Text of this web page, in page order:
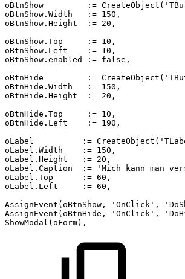
oBtnShow
:=
oBtnShow.Width
:= 150,
oBtnShow.Height
:= 20,
oBtnShow.Top
:= 10,
oBtnShow.Left
:= 10,
oBtnShow.enabled
:= false,
oBtnHide
:=
oBtnHide.Width
:= 150,
oBtnHide.Height
:= 20,
oBtnHide.Top
:= 10,
oBtnHide.Left
:= 190,
oLabel
:=
oLabel.Width
:= 150,
oLabel.Height
:= 20,
oLabel.Caption
:= 'Mich kann man
oLabel.Top
:= 60,
oLabel.Left
:= 60,
AssignEvent(oBtnShow,
'OnClick',
AssignEvent(oBtnHide,
'OnClick',
ShowModal(oForm),